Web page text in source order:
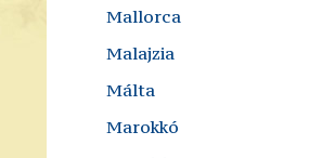
Mallorca
Malajzia
Málta
Marokkó